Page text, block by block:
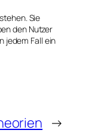
Sie
den Nutzer
jedem Fall ein
→